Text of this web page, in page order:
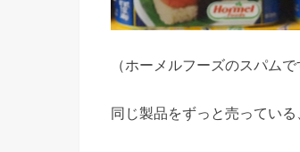
（ホーメルフーズのスパムで
同じ製品をずっと売ってい